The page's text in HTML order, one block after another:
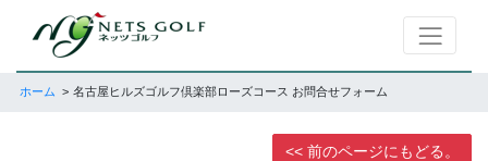
ホーム 名古屋ヒルズゴルフ倶楽部ローズコース お問合せフォーム
<< 前のページにもどる。